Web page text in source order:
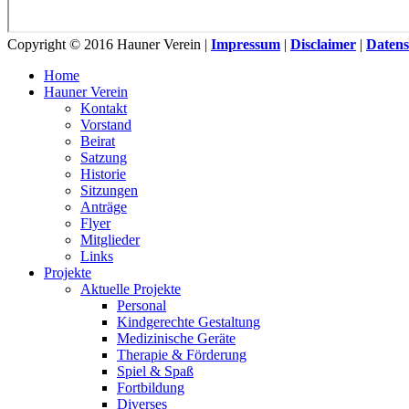
Copyright © 2016 Hauner Verein | Impressum | Disclaimer |
Home
Hauner Verein
Kontakt
Vorstand
Beirat
Satzung
Historie
Sitzungen
Anträge
Flyer
Mitglieder
Links
Projekte
Aktuelle Projekte
Personal
Kindgerechte Gestaltung
Medizinische Geräte
Therapie & Förderung
Spiel & Spaß
Fortbildung
Diverses